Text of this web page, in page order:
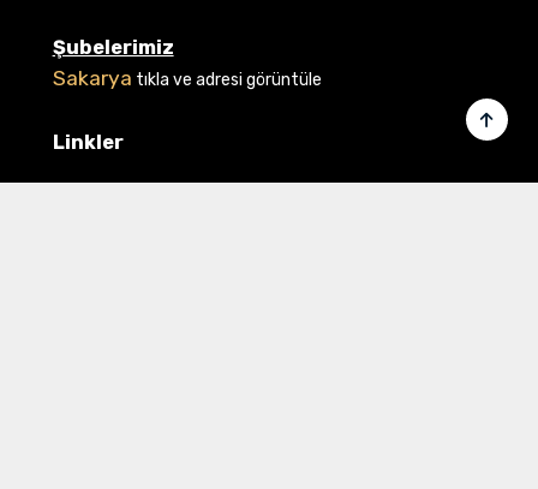
Şubelerimiz
Sakarya tıkla ve adresi görüntüle
Linkler